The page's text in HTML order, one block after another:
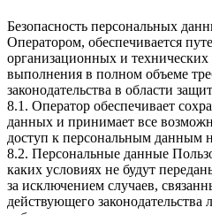
Безопасность персональных
Оператором, обеспечивается
организационных и
выполнения в полном объеме
законодательства в области
8.1. Оператор обеспечивает
данных и принимает все
доступ к персональным данным
8.2. Персональные данные
каких условиях не будут
за исключением случаев,
действующего законодательства